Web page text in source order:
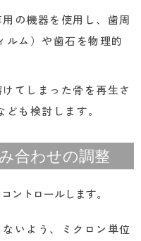
の機器を使用し、歯周
ルム）や歯石を物理的
てしまった骨を再生さ
も検討します。
合わせの調整
ントロールします。
いよう、ミクロン単位